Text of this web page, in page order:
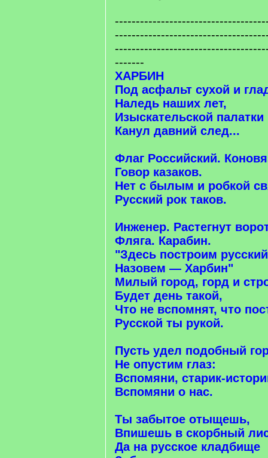
-------
ХАРБИН
Под асфальт сухой и
Наледь наших лет,
Изыскательской палатки
Канул давний след...
Флаг Российский.
Говор казаков.
Нет с былым и робкой
Русский рок таков.
Инженер. Растегнут
Фляга. Карабин.
"Здесь построим
Назовем — Харбин"
Милый город, горд и
Будет день такой,
Что не вспомнят, что
Русской ты рукой.
Пусть удел подобный
Не опустим глаз:
Вспомяни, старик-
Вспомяни о нас.
Ты забытое отыщешь,
Впишешь в скорбный
Да на русское кладбище